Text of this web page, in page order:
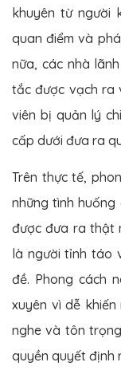
khuyên từ người
quan điểm và
nữa, các nhà
tắc được vạch ra
viên bị quản lý
cấp dưới đưa ra
Trên thực tế,
những tình
được đưa ra thật
là người tỉnh táo
đề. Phong cách
xuyên vì dễ
nghe và tôn
quyền quyết định